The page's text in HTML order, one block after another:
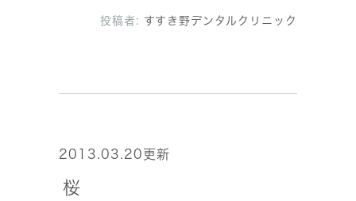
投稿者: すすき野デンタルクリニック
2013.03.20更新
桜